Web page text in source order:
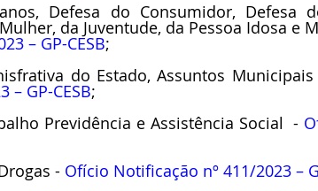
Defesa do Consumidor, Defesa
da Juventude, da Pessoa Idosa e
– GP-CESB;
GP-CESB;
Previdência e Assistência Social  -
- Ofício Notificação nº 411/2023 –